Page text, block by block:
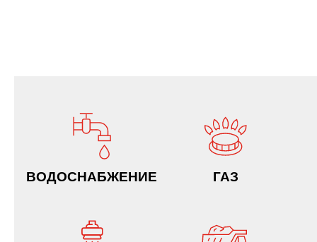
ВОДОСНАБЖЕНИЕ ГАЗ